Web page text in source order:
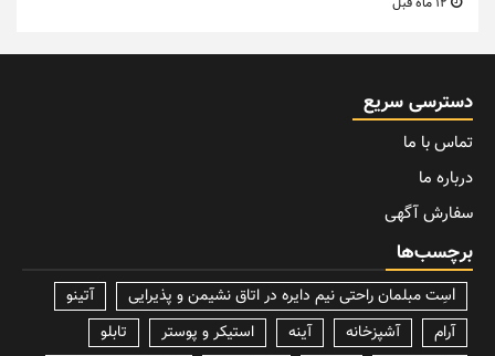
دسترسی سریع
تماس با ما
درباره ما
سفارش آگهی
برچسب‌ها
lسِت مبلمان راحتی نیم دایره در اتاق نشیمن و پذیرایی
آتینو
آرام
آشپزخانه آینه استیکر و پوستر
تابلو